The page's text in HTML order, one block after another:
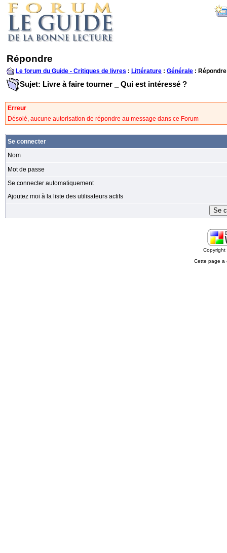
Répondre
Le forum du Guide - Critiques de livres : Littérature : Générale : Répondre
Sujet: Livre à faire tourner _ Qui est intéressé ?
Erreur
Désolé, aucune autorisation de répondre au message dans ce Forum
Se connecter
Nom
Mot de passe
Se connecter automatiquement
Ajoutez moi à la liste des utilisateurs actifs
Cette page a